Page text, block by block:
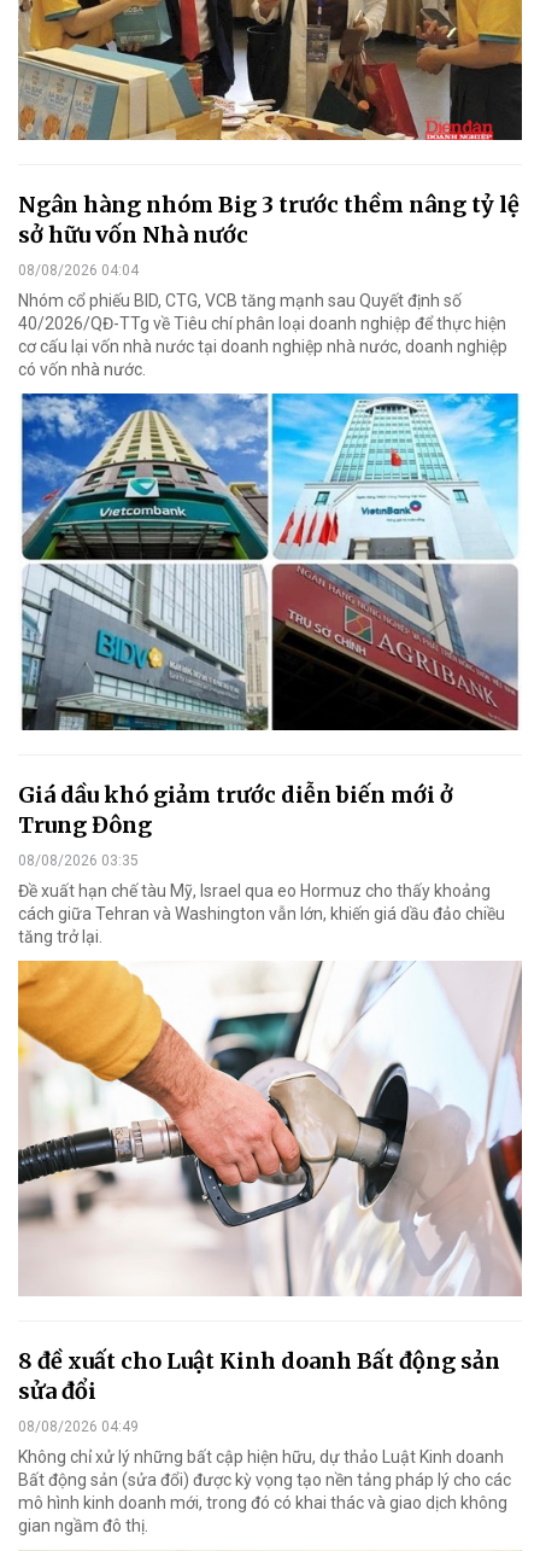
Ngân hàng nhóm Big 3 trước thềm nâng tỷ lệ
sở hữu vốn Nhà nước
08/08/2026 04:04
Nhóm cổ phiếu BID, CTG, VCB tăng mạnh sau Quyết định số
40/2026/QĐ-TTg về Tiêu chí phân loại doanh nghiệp để thực hiện
cơ cấu lại vốn nhà nước tại doanh nghiệp nhà nước, doanh nghiệp
có vốn nhà nước.
Giá dầu khó giảm trước diễn biến mới ở
Trung Đông
08/08/2026 03:35
Đề xuất hạn chế tàu Mỹ, Israel qua eo Hormuz cho thấy khoảng
cách giữa Tehran và Washington vẫn lớn, khiến giá dầu đảo chiều
tăng trở lại.
8 đề xuất cho Luật Kinh doanh Bất động sản
sửa đổi
08/08/2026 04:49
Không chỉ xử lý những bất cập hiện hữu, dự thảo Luật Kinh doanh
Bất động sản (sửa đổi) được kỳ vọng tạo nền tảng pháp lý cho các
mô hình kinh doanh mới, trong đó có khai thác và giao dịch không
gian ngầm đô thị.